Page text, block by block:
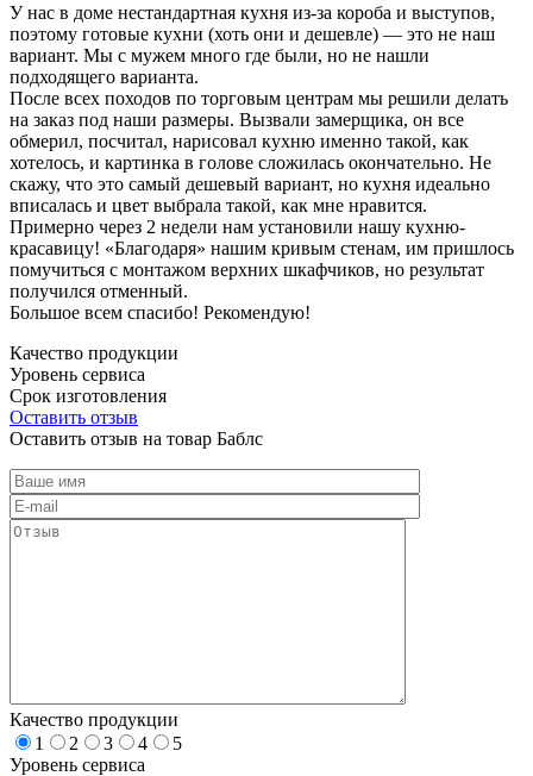
У нас в доме нестандартная кухня из-за короба и выступов,
поэтому готовые кухни (хоть они и дешевле) — это не наш
вариант. Мы с мужем много где были, но не нашли
подходящего варианта.
После всех походов по торговым центрам мы решили делать
на заказ под наши размеры. Вызвали замерщика, он все
обмерил, посчитал, нарисовал кухню именно такой, как
хотелось, и картинка в голове сложилась окончательно. Не
скажу, что это самый дешевый вариант, но кухня идеально
вписалась и цвет выбрала такой, как мне нравится.
Примерно через 2 недели нам установили нашу кухню-
красавицу! «Благодаря» нашим кривым стенам, им пришлось
помучиться с монтажом верхних шкафчиков, но результат
получился отменный.
Большое всем спасибо! Рекомендую!
Качество продукции
Уровень сервиса
Срок изготовления
Оставить отзыв
Оставить отзыв на товар Баблс
Качество продукции
1
2 3 4
5
Уровень сервиса